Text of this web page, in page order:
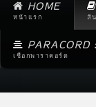
HOME
หน้าแรก สิ
PARACORD
เชือกพาราคอร์ด